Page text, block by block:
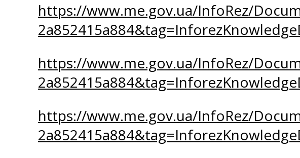
https://www.me.gov.ua/InfoRez/
https://www.me.gov.ua/InfoRez/
https://www.me.gov.ua/InfoRez/